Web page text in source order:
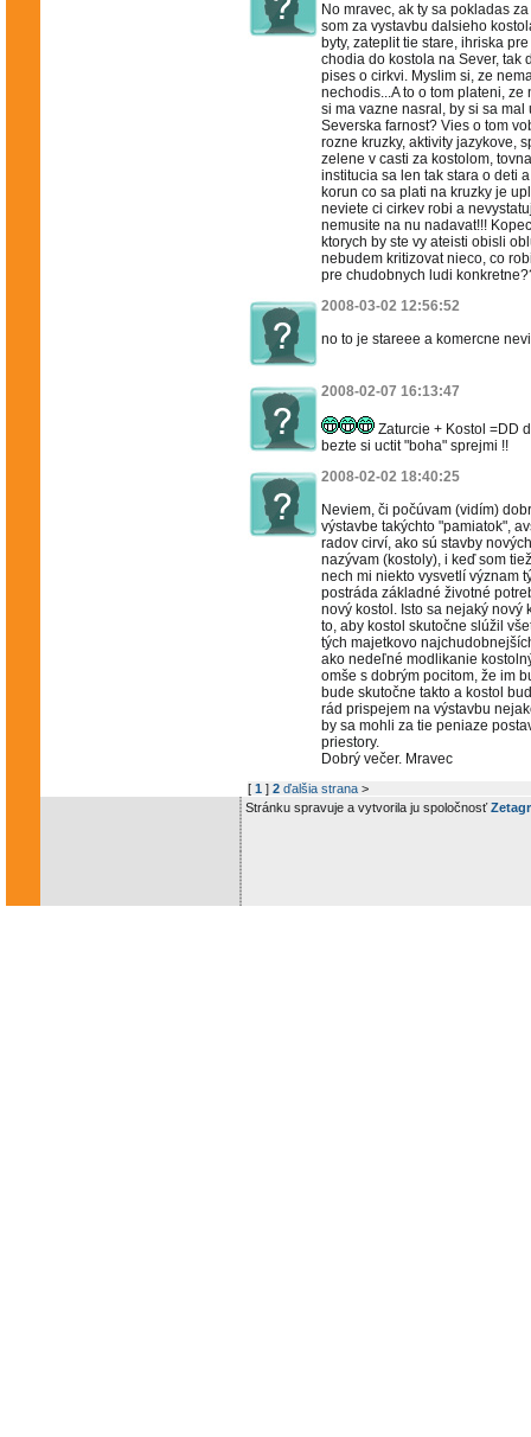
No mravec, ak ty sa pokladas
som za vystavbu dalsieho
byty, zateplit tie stare, ihriska
chodia do kostola na Sever, tak
pises o cirkvi. Myslim si, ze
nechodis...A to o tom plateni,
si ma vazne nasral, by si sa
Severska farnost? Vies o tom
rozne kruzky, aktivity jazykove,
zelene v casti za kostolom,
institucia sa len tak stara o deti
korun co sa plati na kruzky je
neviete ci cirkev robi a
nemusite na nu nadavat!!!
ktorych by ste vy ateisti obisli
nebudem kritizovat nieco, co
pre chudobnych ludi
2008-03-02 12:56:52
no to je stareee a komercne
2008-02-07 16:13:47
Zaturcie + Kostol =DD
bezte si uctit "boha" sprejmi !!
2008-02-02 18:40:25
Neviem, či počúvam (vidím)
výstavbe takýchto "pamiatok",
radov cirví, ako sú stavby
nazývam (kostoly), i keď som
nech mi niekto vysvetlí význam
postráda základné životné
nový kostol. Isto sa nejaký nový
to, aby kostol skutočne slúžil
tých majetkovo
ako nedeľné modlikanie
omše s dobrým pocitom, že im
bude skutočne takto a kostol
rád prispejem na výstavbu
by sa mohli za tie peniaze
priestory.
Dobrý večer. Mravec
[ 1 ] 2 ďalšia strana >
Stránku spravuje a vytvorila ju spoločnosť